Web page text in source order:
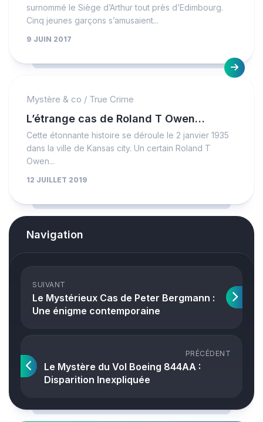
surnommé le Siège d’Arthur tout près d’Edimbourg.
Cinq jeunes garçons s’amusaient...
9 JUIN 2017
Mystère & co / True Crime
L’étrange cas de Roland T Owen…
Cette étonnante histoire se déroule le 2 janvier 1935
dans la ville de Kansas city. Un certain Roland T
Owen...
12 JUILLET 2019
Navigation
SUIVANT
Le Mystérieux Cas de Peter Bergmann :
Une énigme contemporaine
PRÉCÉDENT
Le Mystère du Vol Boeing 844AA :
Disparition Inexpliquée